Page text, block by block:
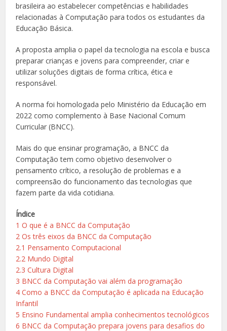
brasileira ao estabelecer competências e habilidades
relacionadas à Computação para todos os estudantes da
Educação Básica.
A proposta amplia o papel da tecnologia na escola e busca
preparar crianças e jovens para compreender, criar e
utilizar soluções digitais de forma crítica, ética e
responsável.
A norma foi homologada pelo Ministério da Educação em
2022 como complemento à Base Nacional Comum
Curricular (BNCC).
Mais do que ensinar programação, a BNCC da
Computação tem como objetivo desenvolver o
pensamento crítico, a resolução de problemas e a
compreensão do funcionamento das tecnologias que
fazem parte da vida cotidiana.
Índice
1 O que é a BNCC da Computação
2 Os três eixos da BNCC da Computação
2.1 Pensamento Computacional
2.2 Mundo Digital
2.3 Cultura Digital
3 BNCC da Computação vai além da programação
4 Como a BNCC da Computação é aplicada na Educação
Infantil
5 Ensino Fundamental amplia conhecimentos tecnológicos
6 BNCC da Computação prepara jovens para desafios do